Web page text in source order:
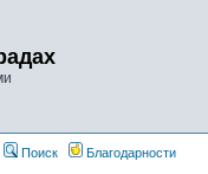
Поиск Благодарности